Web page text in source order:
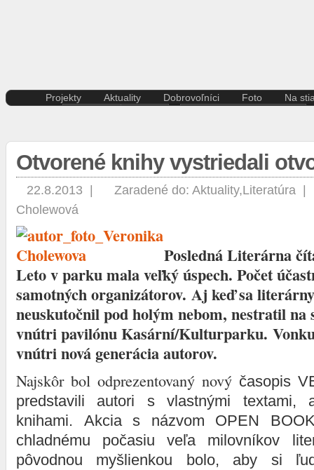
Projekty
Kasárne/Kulturpark
Projekt SPOTs
Pentapolitana
Destinácia Košice
Terra Incognita
Putujúce mesto
Rozvoj ľudských zdrojov
prostredníctvom investícií do
vzdelávania
Sándor Márai
Aktuality
Iné
Regióny
Slovensko
Šport
Tlačové správy
Dobrovoľníci Foto Na
Otvorené knihy vystriedali
22.8.2013 | Zaradené do: Aktuality,Literatúra
Cholewová
Posledná Literárna
Leto v parku mala veľký úspech. Počet
samotných organizátorov. Aj keď sa
neuskutočnil pod holým nebom, nestratil na
vnútri pavilónu Kasární/Kulturparku.
vnútri nová generácia autorov.
Najskôr bol odprezentovaný nový časopis
predstavili autori s vlastnými textami,
knihami. Akcia s názvom OPEN
chladnému počasiu veľa milovníkov
pôvodnou myšlienkou bolo, aby si